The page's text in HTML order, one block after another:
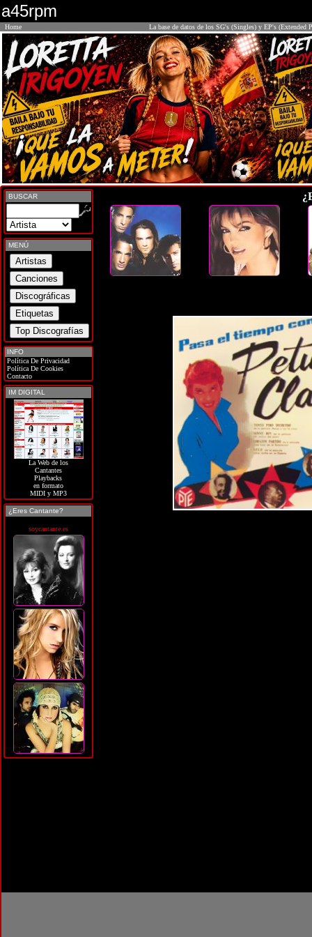
a45rpm
Home La base de datos de los SG's (Singles) y EP's (Extended
BUSCAR
MENÚ
INFO
Política De Privacidad
Política De Cookies
Contacto
IM DIGITAL
La Web de los
Cantantes
Playbacks
en formato
MIDI y MP3
¿Eres Cantante?
soycantante.es